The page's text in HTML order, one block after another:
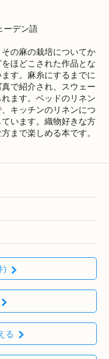
ーデン語
の麻の栽培についてか
ほどこされた作品とな
す。麻糸にするまでに
で紹介され、スウェー
ます。ベッドのリネン
キッチンのリネンにつ
います。織物好きな方
まで楽しめる本です。
)
る